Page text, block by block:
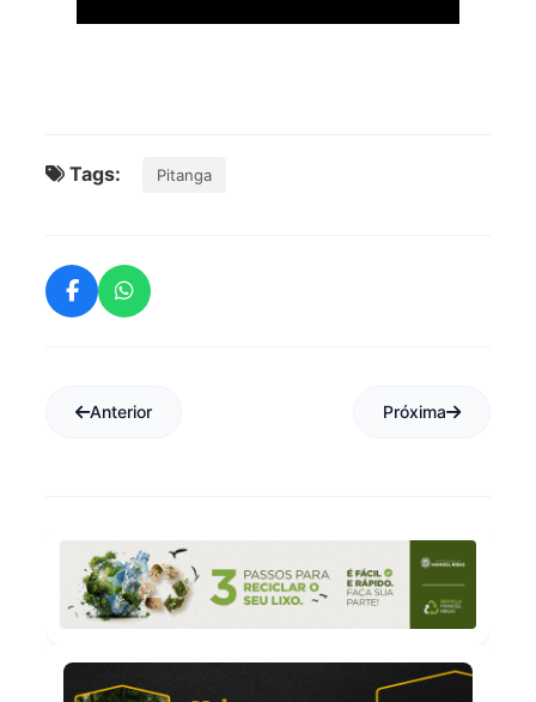
Tags: Pitanga
Anterior Próxima